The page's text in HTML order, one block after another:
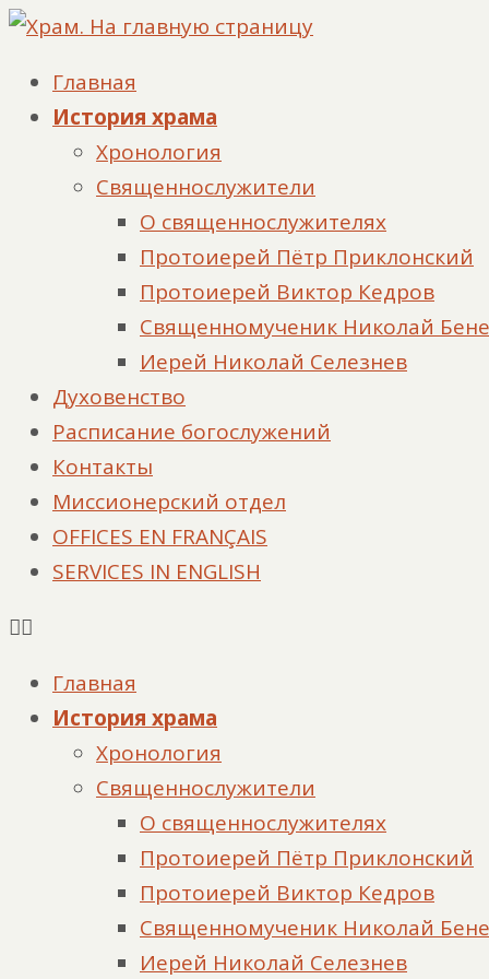
Главная
История храма
Хронология
Священнослужители
О священнослужителях
Протоиерей Пётр Приклонский
Протоиерей Виктор Кедров
Священномученик Николай
Иерей Николай Селезнев
Духовенство
Расписание богослужений
Контакты
Миссионерский отдел
OFFICES EN FRANÇAIS
SERVICES IN ENGLISH
Главная
История храма
Хронология
Священнослужители
О священнослужителях
Протоиерей Пётр Приклонский
Протоиерей Виктор Кедров
Священномученик Николай
Иерей Николай Селезнев